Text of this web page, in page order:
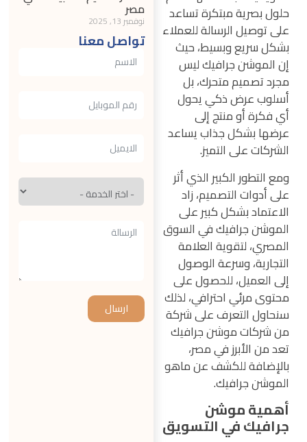
مصر
نوفمبر 13, 2025
تواصل معنا
ارسال
حلول بصرية مبتكرة تساعد
على توصيل الرسالة للعملاء
بشكل سريع وبسيط، حيث
إن الموشن جرافيك ليس
مجرد تصميم متحرك، بل
أسلوب عرض ذكي يحول
أي فكرة أو منتج إلى
عرضها بشكل جذاب يساعد
الشركات على التميز.
ومع التطور الكبير الذي أثر
على أدوات التصميم، زاد
الاعتماد بشكل كبير على
الموشن جرافيك في السوق
المصري، لتقوية العلامة
التجارية، وسرعة الوصول
إلى العميل، للحصول على
محتوى مرئي احترافي، لذلك
سنحاول التعرف على شركة
من شركات موشن جرافيك
تعد من الأبرز في مصر،
بالإضافة للكشف عن ماهو
الموشن جرافيك.
أهمية موشن
جرافيك في التسويق